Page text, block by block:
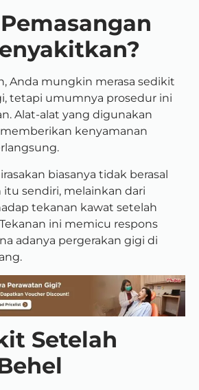
Anda mungkin merasa sedikit
tetapi umumnya prosedur ini
Alat-alat yang digunakan
kenyamanan
biasanya tidak berasal
itu sendiri, melainkan dari
tekanan kawat setelah
ini memicu respons
adanya pergerakan gigi di
Setelah